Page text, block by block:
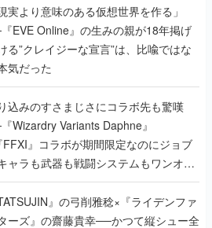
実より意味のある仮想世界を作る」
EVE Online』の生みの親が18年掲げ
る”クレイジーな宣言”は、比喩ではな
気だった
込みのすさまじさにコラボ先も驚嘆
Wizardry Variants Daphne』
FFXI』コラボが期間限定なのにジョブ
ャラも武器も戦闘システムもワンオフ
り込まれた理由を両ディレクターに聞
TATSUJIN』の弓削雅稔×『ライデンファ
ーズ』の齋藤貴幸──かつて縦シュー全